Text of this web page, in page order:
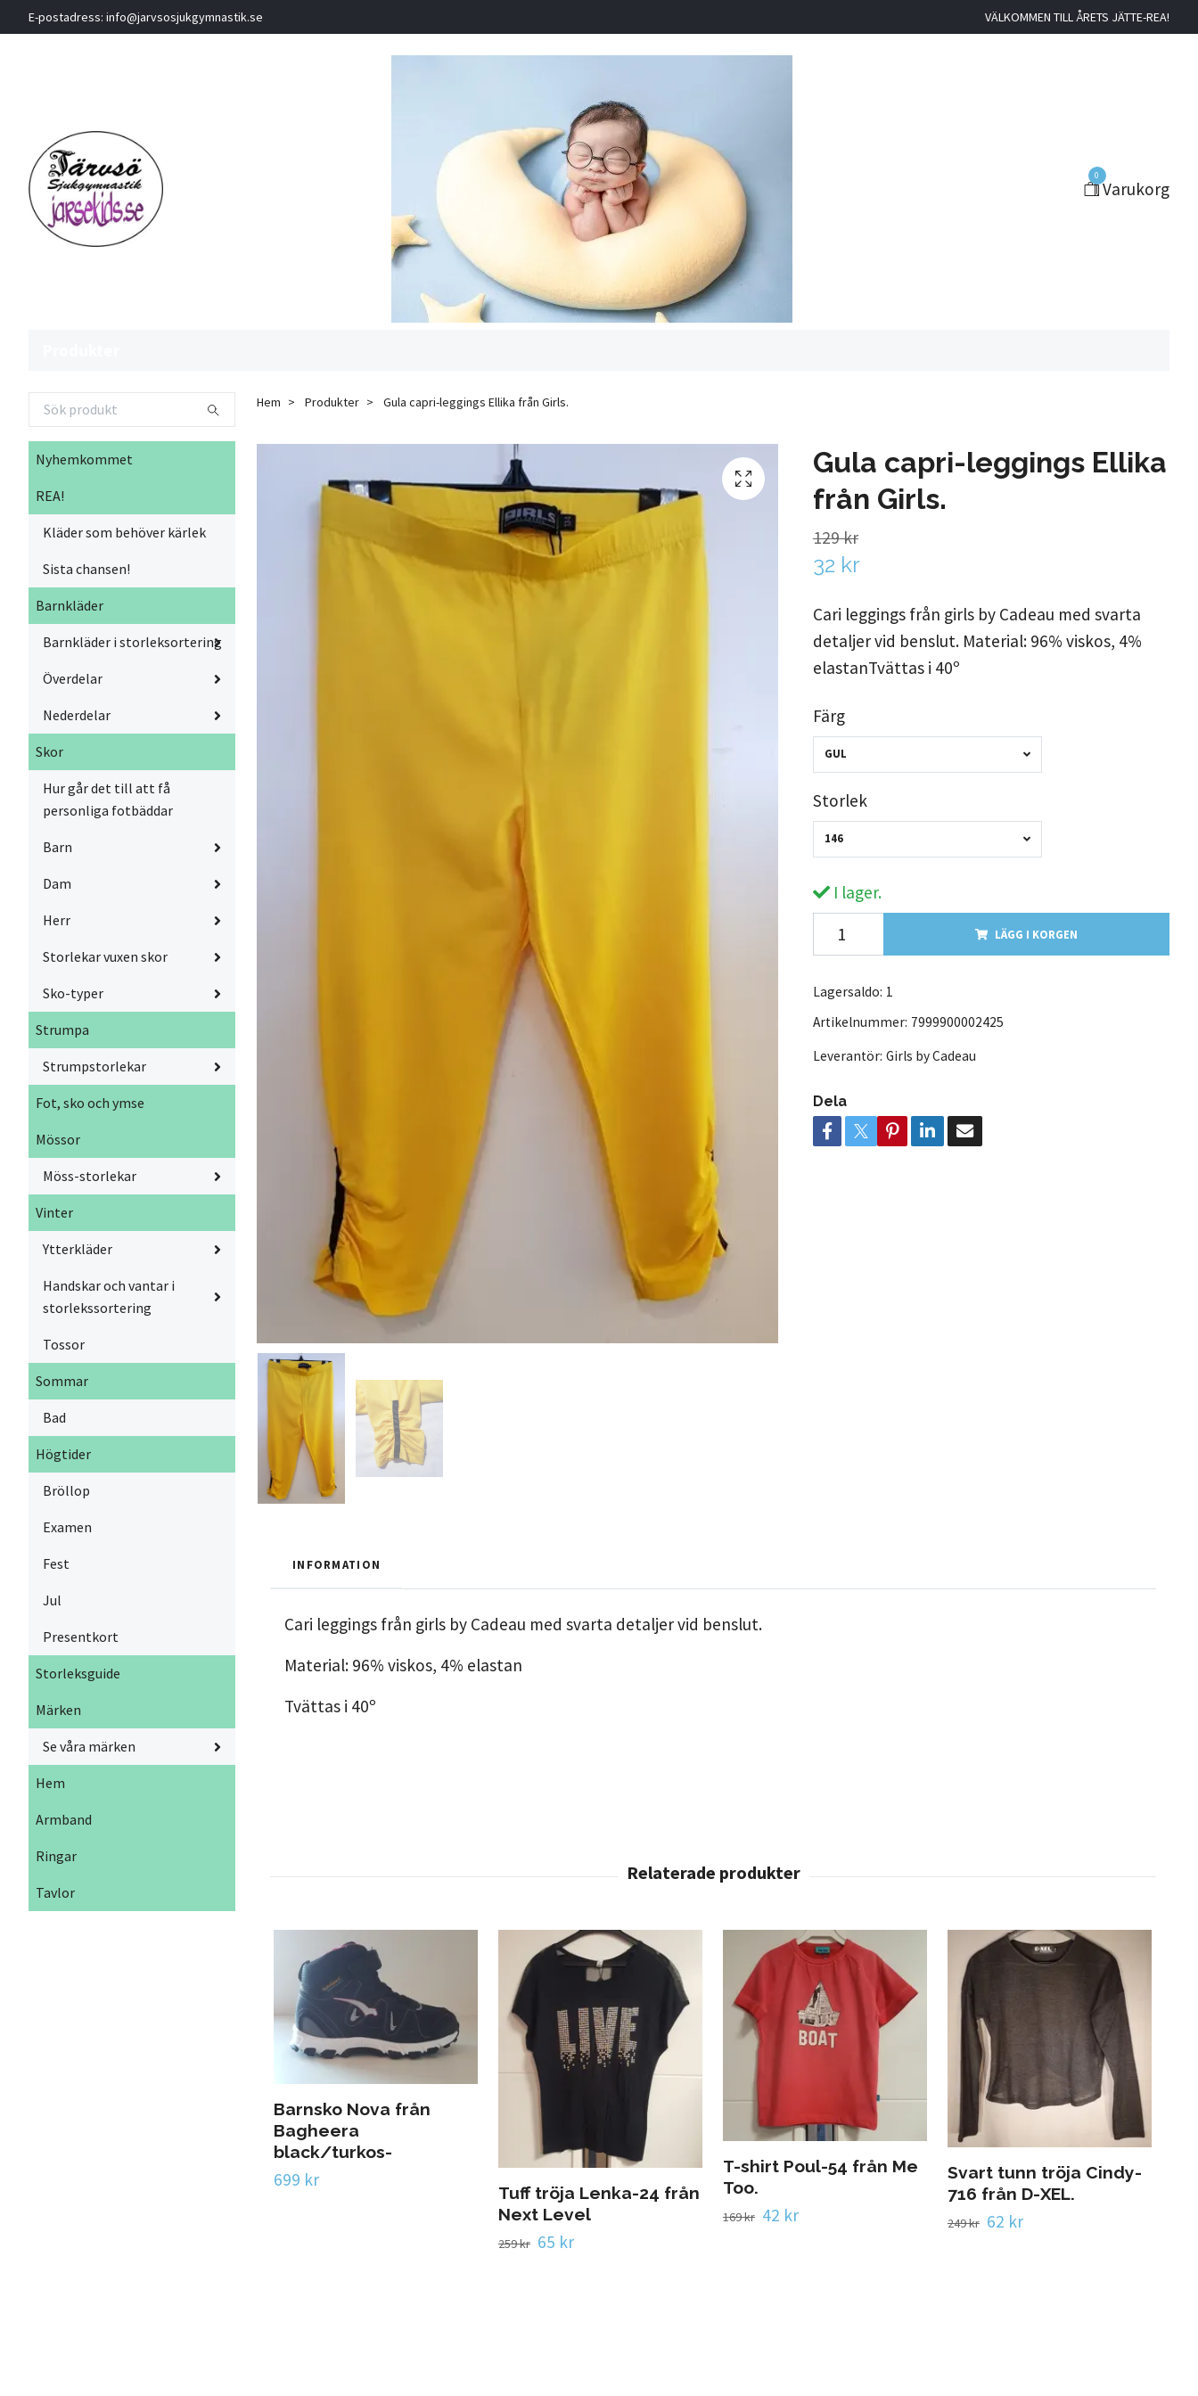
E-postadress: info@jarvsosjukgymnastik.se VÄLKOMMEN TILL ÅRETS JÄTTE-REA!
0
Varukorg
Nyhemkommet
REA!
Kläder som behöver kärlek
Sista chansen!
Barnkläder
Barnkläder i storleksortering
Överdelar
Nederdelar
Skor
Hur går det till att få
personliga fotbäddar
Barn
Dam
Herr
Storlekar vuxen skor
Sko-typer
Strumpa
Strumpstorlekar
Fot, sko och ymse
Mössor
Möss-storlekar
Vinter
Ytterkläder
Handskar och vantar i
storlekssortering
Tossor
Sommar
Bad
Högtider
Bröllop
Examen
Fest
Jul
Presentkort
Storleksguide
Märken
Se våra märken
Hem
Armband
Ringar
Tavlor
Hem Produkter Gula capri-leggings Ellika från Girls.
Gula capri-leggings Ellika
från Girls.
129 kr
32 kr
Cari leggings från girls by Cadeau med svarta
detaljer vid benslut. Material: 96% viskos, 4%
elastanTvättas i 40º
Färg
GUL
Storlek
146
I lager.
LÄGG I KORGEN
Lagersaldo: 1
Artikelnummer: 7999900002425
Leverantör: Girls by Cadeau
Dela
INFORMATION
Cari leggings från girls by Cadeau med svarta detaljer vid benslut.
Material: 96% viskos, 4% elastan
Tvättas i 40º
Barnsko Nova från
Bagheera
black/turkos-
699 kr
Tuff tröja Lenka-24 från
Next Level
259 kr 65 kr
T-shirt Poul-54 från Me
Too.
169 kr 42 kr
Svart tunn tröja Cindy-
716 från D-XEL.
249 kr 62 kr